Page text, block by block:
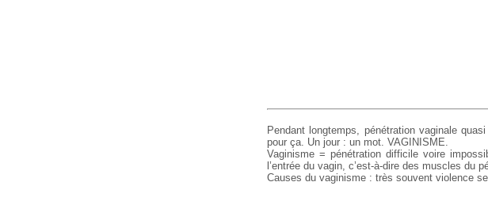
Pendant longtemps, pénétration vaginale
pour ça. Un jour : un mot. VAGINISME.
Vaginisme = pénétration difficile voire
l’entrée du vagin, c’est-à-dire des muscles du
Causes du vaginisme : très souvent violence